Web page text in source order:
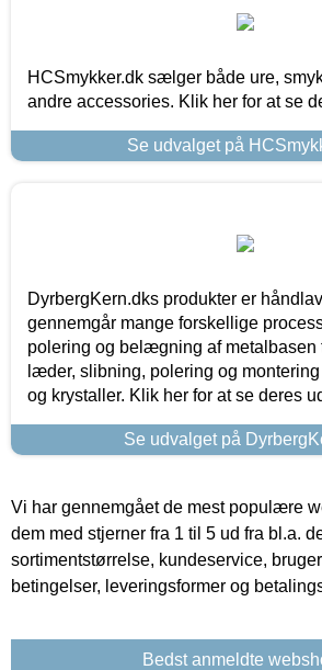
HCSmykker.dk sælger både ure,
andre accessories. Klik her for at se
Se udvalget på
DyrbergKern.dks produkter er
gennemgår mange forskellige
polering og belægning af metalbasen
læder, slibning, polering og
og krystaller. Klik her for at se deres
Se udvalget på
Vi har gennemgået de mest populære
dem med stjerner fra 1 til 5 ud fra bl.a.
sortimentstørrelse, kundeservice,
betingelser, leveringsformer og
Bedst anmeldte